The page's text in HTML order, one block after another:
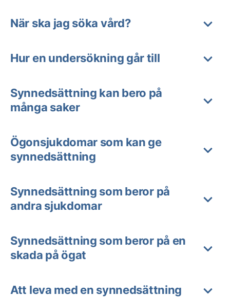
När ska jag söka vård?
Hur en undersökning går till
Synnedsättning kan bero på
många saker
Ögonsjukdomar som kan ge
synnedsättning
Synnedsättning som beror på
andra sjukdomar
Synnedsättning som beror på en
skada på ögat
Att leva med en synnedsättning